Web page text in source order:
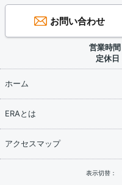
お問い合わせ
営業時間
定休日
ホーム
ERAとは
アクセスマップ
表示切替：